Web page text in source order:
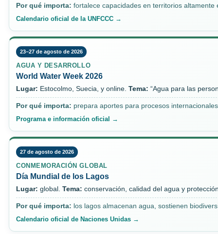
Por qué importa: fortalece capacidades en territorios
Calendario oficial de la UNFCCC →
23–27 de agosto de 2026
AGUA Y DESARROLLO
World Water Week 2026
Lugar: Estocolmo, Suecia, y online. Tema: “Agua para las
Por qué importa: prepara aportes para procesos
Programa e información oficial →
27 de agosto de 2026
CONMEMORACIÓN GLOBAL
Día Mundial de los Lagos
Lugar: global. Tema: conservación, calidad del agua y
Por qué importa: los lagos almacenan agua, sostienen
Calendario oficial de Naciones Unidas →